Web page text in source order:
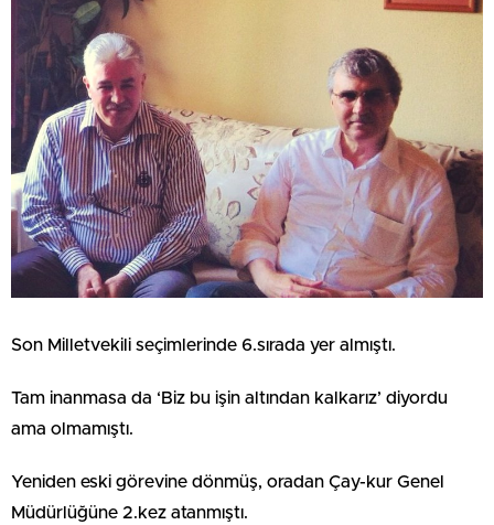
Son Milletvekili seçimlerinde 6.sırada yer almıştı.
Tam inanmasa da ‘Biz bu işin altından kalkarız’ diyordu
ama olmamıştı.
Yeniden eski görevine dönmüş, oradan Çay-kur Genel
Müdürlüğüne 2.kez atanmıştı.